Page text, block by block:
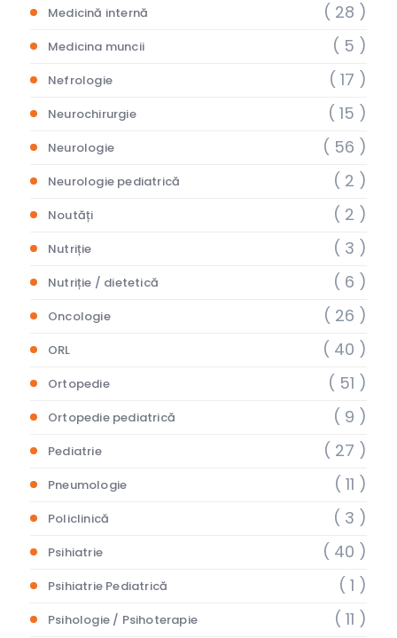
Medicină internă ( 28 )
Medicina muncii ( 5 )
Nefrologie ( 17 )
Neurochirurgie ( 15 )
Neurologie ( 56 )
Neurologie pediatrică ( 2 )
Noutăți ( 2 )
Nutriție ( 3 )
Nutriție / dietetică ( 6 )
Oncologie ( 26 )
ORL ( 40 )
Ortopedie ( 51 )
Ortopedie pediatrică ( 9 )
Pediatrie ( 27 )
Pneumologie ( 11 )
Policlinică ( 3 )
Psihiatrie ( 40 )
Psihiatrie Pediatrică ( 1 )
Psihologie / Psihoterapie ( 11 )